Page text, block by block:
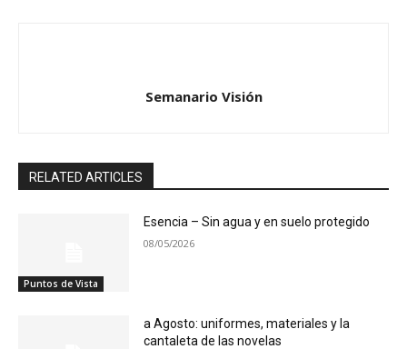
Semanario Visión
RELATED ARTICLES
Puntos de Vista
Esencia – Sin agua y en suelo protegido
08/05/2026
a Agosto: uniformes, materiales y la
cantaleta de las novelas